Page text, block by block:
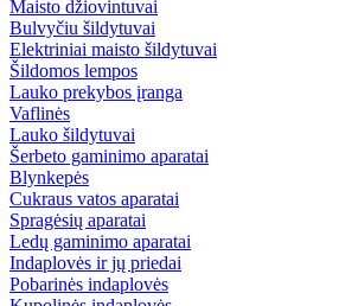
Maisto džiovintuvai
Bulvyčiu šildytuvai
Elektriniai maisto šildytuvai
Šildomos lempos
Lauko prekybos įranga
Vaflinės
Lauko šildytuvai
Šerbeto gaminimo aparatai
Blynkepės
Cukraus vatos aparatai
Spragėsių aparatai
Ledų gaminimo aparatai
Indaplovės ir jų priedai
Pobarinės indaplovės